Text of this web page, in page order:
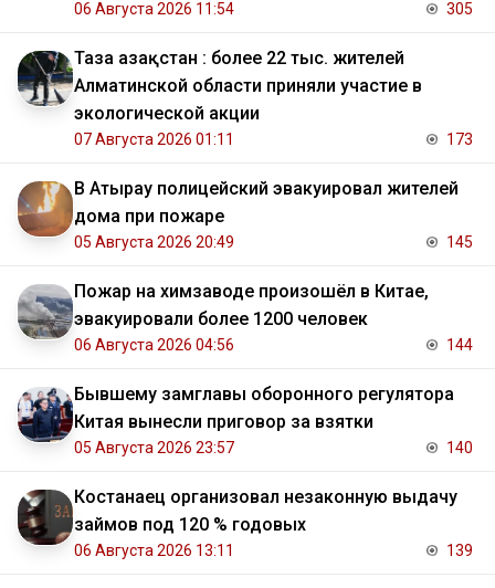
06 Августа 2026 11:54 305
Таза Қазақстан : более 22 тыс. жителей
Алматинской области приняли участие в
экологической акции
07 Августа 2026 01:11 173
В Атырау полицейский эвакуировал жителей
дома при пожаре
05 Августа 2026 20:49 145
Пожар на химзаводе произошёл в Китае,
эвакуировали более 1200 человек
06 Августа 2026 04:56 144
Бывшему замглавы оборонного регулятора
Китая вынесли приговор за взятки
05 Августа 2026 23:57 140
Костанаец организовал незаконную выдачу
займов под 120 % годовых
06 Августа 2026 13:11 139